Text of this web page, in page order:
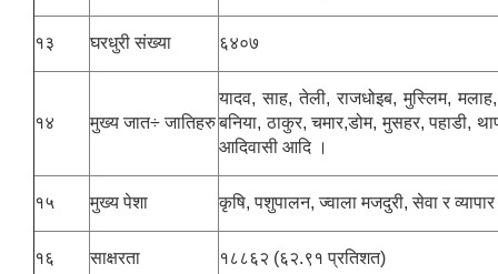
१३ घरधुरी संख्या ६४०७
१४ मुख्य जात÷ जातिहरु
यादव, साह, तेली, राजधोइब, मुस्लिम,
बनिया, ठाकुर, चमार,डोम, मुसहर, पहाडी,
आदिवासी आदि ।
१५ मुख्य पेशा कृषि, पशुपालन, ज्वाला मजदुरी, सेवा र
१६ साक्षरता १८८६२ (६२.९१ प्रतिशत)